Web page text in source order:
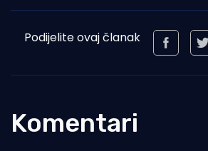
Podijelite ovaj članak
Komentari